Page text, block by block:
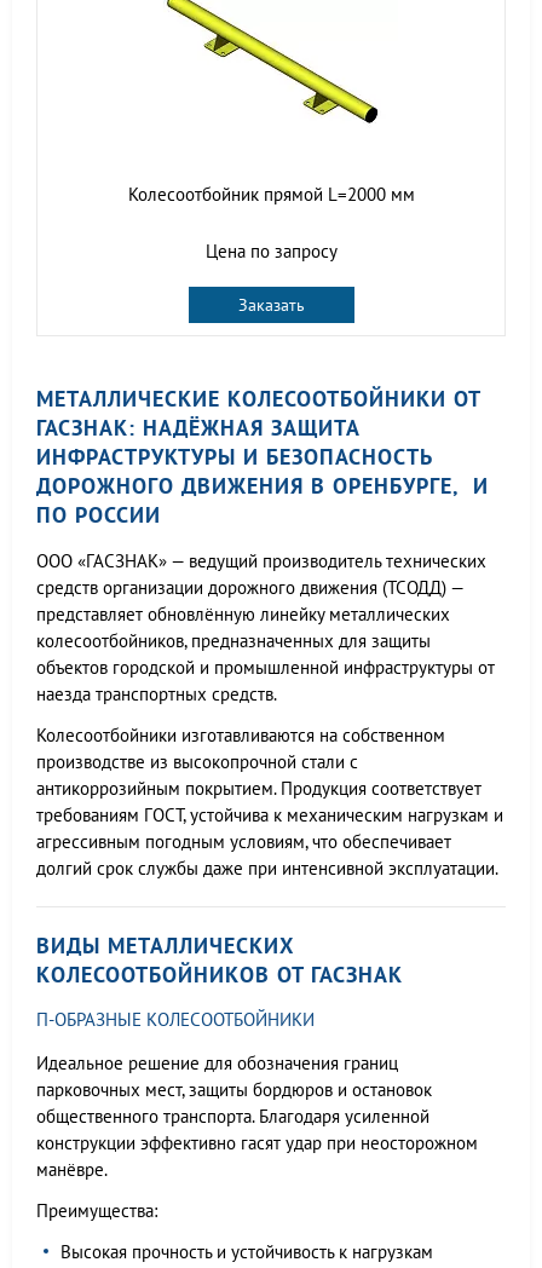
Колесоотбойник прямой L=2000 мм
Цена по запросу
Заказать
МЕТАЛЛИЧЕСКИЕ КОЛЕСООТБОЙНИКИ ОТ
ГАСЗНАК: НАДЁЖНАЯ ЗАЩИТА
ИНФРАСТРУКТУРЫ И БЕЗОПАСНОСТЬ
ДОРОЖНОГО ДВИЖЕНИЯ В ОРЕНБУРГЕ, И
ПО РОССИИ
ООО «ГАСЗНАК» — ведущий производитель технических
средств организации дорожного движения (ТСОДД) —
представляет обновлённую линейку металлических
колесоотбойников, предназначенных для защиты
объектов городской и промышленной инфраструктуры от
наезда транспортных средств.
Колесоотбойники изготавливаются на собственном
производстве из высокопрочной стали с
антикоррозийным покрытием. Продукция соответствует
требованиям ГОСТ, устойчива к механическим нагрузкам и
агрессивным погодным условиям, что обеспечивает
долгий срок службы даже при интенсивной эксплуатации.
ВИДЫ МЕТАЛЛИЧЕСКИХ
КОЛЕСООТБОЙНИКОВ ОТ ГАСЗНАК
П-ОБРАЗНЫЕ КОЛЕСООТБОЙНИКИ
Идеальное решение для обозначения границ
парковочных мест, защиты бордюров и остановок
общественного транспорта. Благодаря усиленной
конструкции эффективно гасят удар при неосторожном
манёвре.
Преимущества:
Высокая прочность и устойчивость к нагрузкам